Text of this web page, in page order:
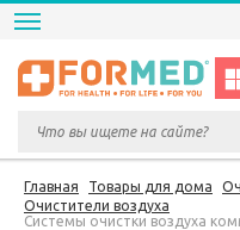
Главная Товары для дома
Очистители воздуха
Системы очистки воздуха